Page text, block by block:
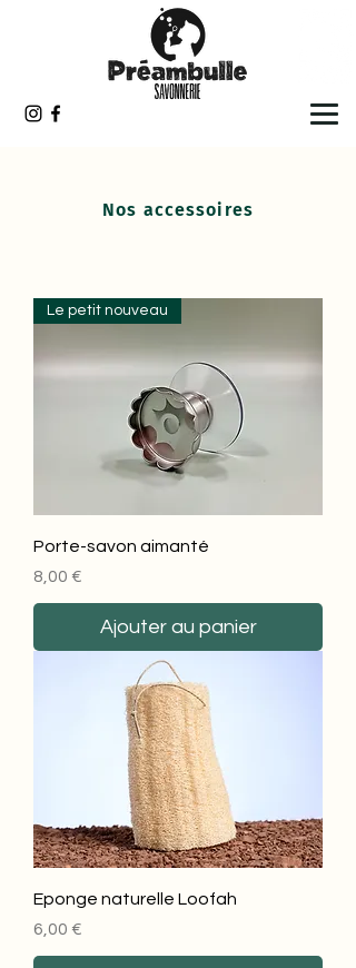
Nos accessoires
Le petit nouveau
Porte-savon aimanté
Prix
8,00 €
Ajouter au panier
Eponge naturelle Loofah
Prix
6,00 €